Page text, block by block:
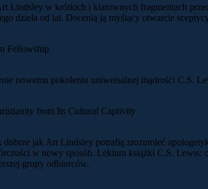
Lindsley w krótkich i klarownych fragmentach
dzieła od lat. Docenią ją myślący otwarcie
Fellowship
nowemu pokoleniu uniwersalnej mądrości C.S.
from Its Cultural Captivity
jak Art Lindsley potrafią zrozumieć
w nowy sposób. Lektura książki C.S.
grupy odbiorców.